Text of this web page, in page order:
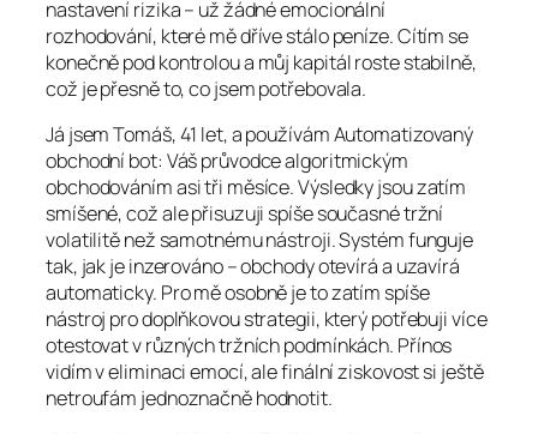
nastavení rizika – už žádné emocionální
rozhodování, které mě dříve stálo peníze. Cítím se
konečně pod kontrolou a můj kapitál roste stabilně,
což je přesně to, co jsem potřebovala.
Já jsem Tomáš, 41 let, a používám Automatizovaný
obchodní bot: Váš průvodce algoritmickým
obchodováním asi tři měsíce. Výsledky jsou zatím
smíšené, což ale přisuzuji spíše současné tržní
volatilitě než samotnému nástroji. Systém funguje
tak, jak je inzerováno – obchody otevírá a uzavírá
automaticky. Pro mě osobně je to zatím spíše
nástroj pro doplňkovou strategii, který potřebuji více
otestovat v různých tržních podmínkách. Přínos
vidím v eliminaci emocí, ale finální ziskovost si ještě
netroufám jednoznačně hodnotit.